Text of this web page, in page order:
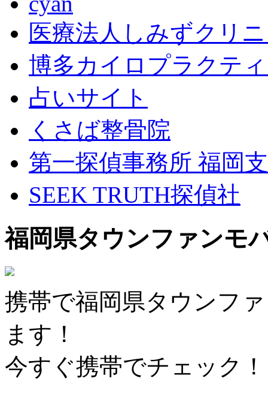
医療法人しみずクリ
博多カイロプラクテ
占いサイト
くさば整骨院
第一探偵事務所 福岡
SEEK TRUTH探偵社
福岡県タウンファンモ
携帯で福岡県タウンフ
ます！
今すぐ携帯でチェック！